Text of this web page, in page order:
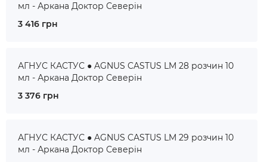
мл - Аркана Доктор Северін
3 416 грн
АГНУС КАСТУС ● AGNUS CASTUS LM 28 розчин 10
мл - Аркана Доктор Северін
3 376 грн
АГНУС КАСТУС ● AGNUS CASTUS LM 29 розчин 10
мл - Аркана Доктор Северін